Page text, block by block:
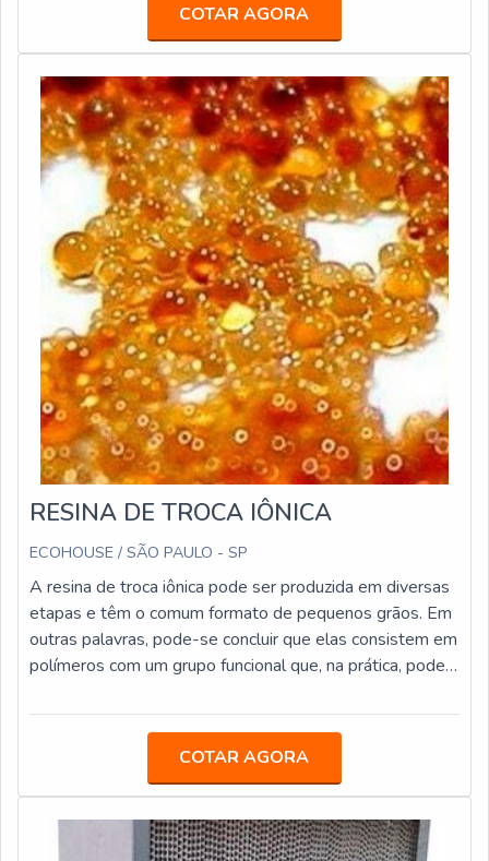
de filtragem. QUALIDADE DO PRODUTO
ASSEGURADA E DE ALTA QUALIDADEAlém disso, o
filtro realiza a limpeza do ar de forma
COTAR AGORA
RESINA DE TROCA IÔNICA
ECOHOUSE / SÃO PAULO - SP
A resina de troca iônica pode ser produzida em diversas
etapas e têm o comum formato de pequenos grãos. Em
outras palavras, pode-se concluir que elas consistem em
polímeros com um grupo funcional que, na prática, podem
que, por sua vez, entra em contato com eles.O
TAMANHOVia de regra, a resina tem a forma de
pequenos grãos, cujo tamanho pode variar de 0,3 a 1,2
mm. Já sua cor pode ser esbranquiçada ou amarelada, a
depender do tipo do elemento. Em contrapartida, a
COTAR AGORA